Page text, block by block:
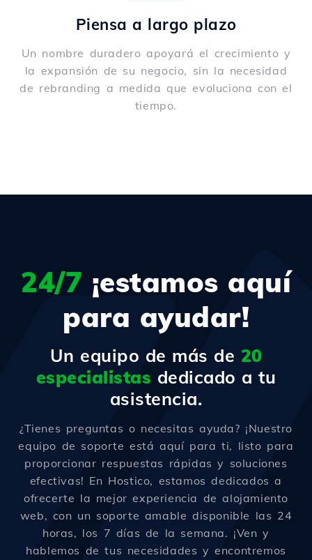
Piensa a largo plazo
Un nombre duradero apoyará el crecimiento y
la expansión de su negocio, sin la necesidad
de rebranding a medida que evoluciona con el
tiempo.
24/7 ¡estamos aquí
para ayudar!
Un equipo de más de 20
especialistas dedicado a tu
asistencia.
¿Tienes preguntas o necesitas ayuda? ¡Nuestro
equipo de soporte está aquí para ti, listo para
proporcionar respuestas rápidas y soluciones
efectivas! En Hostico, estamos dedicados a
ofrecerte la mejor experiencia de alojamiento
web, con un soporte amable disponible las 24
horas, los 7 días de la semana. ¡Ven y
hablemos de tus necesidades y encontremos